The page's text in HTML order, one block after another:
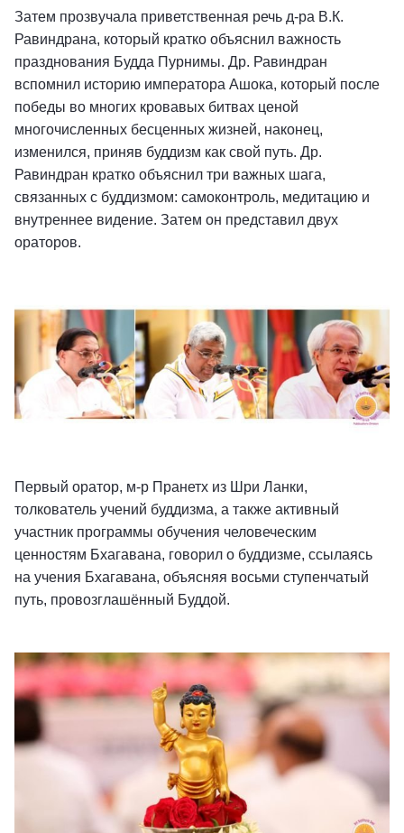
Затем прозвучала приветственная речь д-ра В.К.
Равиндрана, который кратко объяснил важность
празднования Будда Пурнимы. Др. Равиндран
вспомнил историю императора Ашока, который после
победы во многих кровавых битвах ценой
многочисленных бесценных жизней, наконец,
изменился, приняв буддизм как свой путь. Др.
Равиндран кратко объяснил три важных шага,
связанных с буддизмом: самоконтроль, медитацию и
внутреннее видение. Затем он представил двух
ораторов.
Первый оратор, м-р Пранетх из Шри Ланки,
толкователь учений буддизма, а также активный
участник программы обучения человеческим
ценностям Бхагавана, говорил о буддизме, ссылаясь
на учения Бхагавана, объясняя восьми ступенчатый
путь, провозглашённый Буддой.